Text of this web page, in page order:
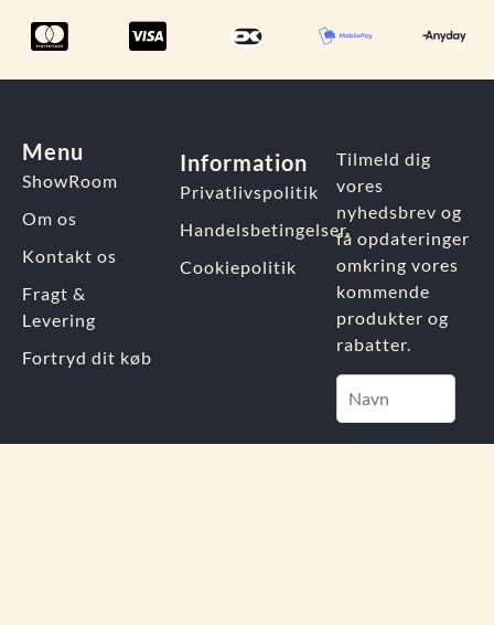
Menu
ShowRoom
Om os
Kontakt os
Fragt &
Levering
Fortryd dit køb
Information
Privatlivspolitik
Handelsbetingelser
Cookiepolitik
Tilmeld dig
vores
nyhedsbrev og
få opdateringer
omkring vores
kommende
produkter og
rabatter.